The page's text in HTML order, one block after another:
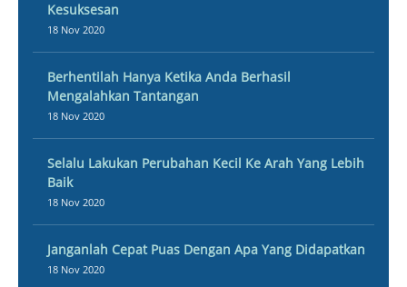
Kesuksesan
18 Nov 2020
Berhentilah Hanya Ketika Anda Berhasil
Mengalahkan Tantangan
18 Nov 2020
Selalu Lakukan Perubahan Kecil Ke Arah Yang Lebih
Baik
18 Nov 2020
Janganlah Cepat Puas Dengan Apa Yang Didapatkan
18 Nov 2020